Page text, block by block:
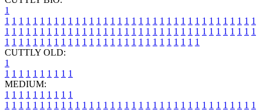
1
1 1 1 1 1 1 1 1 1 1 1 1 1 1 1 1 1 1 1 1 1 1 1 1 1 1 1 1 1 1 1 1 1 1 1 1
1 1 1 1 1 1 1 1 1 1 1 1 1 1 1 1 1 1 1 1 1 1 1 1 1 1 1 1 1 1 1 1 1 1 1 1
1 1 1 1 1 1 1 1 1 1 1 1 1 1 1 1 1 1 1 1 1 1 1 1 1 1 1 1
CUTTLY OLD:
1
1 1 1 1 1 1 1 1 1 1
MEDIUM:
1 1 1 1 1 1 1 1 1 1
1 1 1 1 1 1 1 1 1 1 1 1 1 1 1 1 1 1 1 1 1 1 1 1 1 1 1 1 1 1 1 1 1 1 1 1